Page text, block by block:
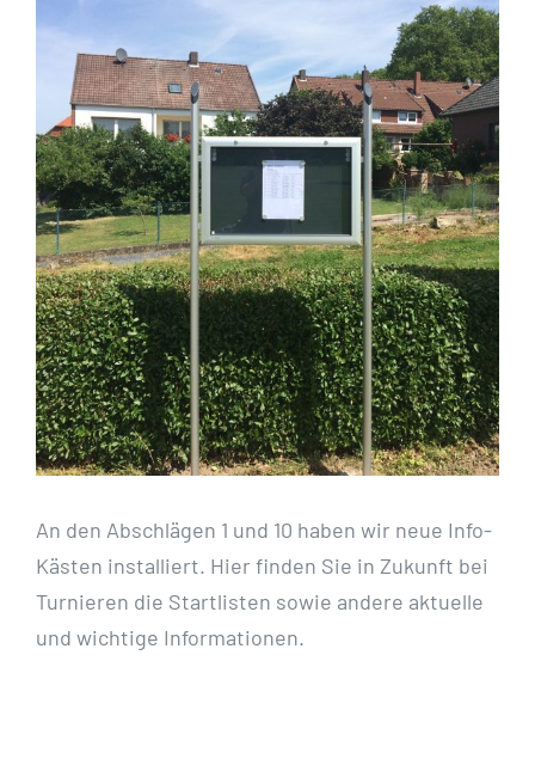
An den Abschlägen 1 und 10 haben wir neue Info-
Kästen installiert. Hier finden Sie in Zukunft bei
Turnieren die Startlisten sowie andere aktuelle
und wichtige Informationen.